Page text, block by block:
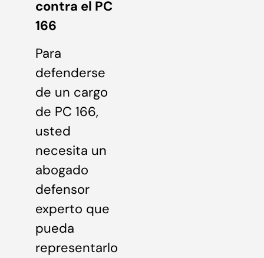
contra el PC
166
Para
defenderse
de un cargo
de PC 166,
usted
necesita un
abogado
defensor
experto que
pueda
representarlo